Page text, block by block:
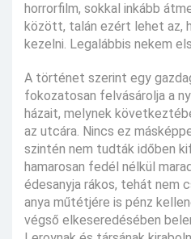
horrorfilm, sokkal inkább
között, talán ezért lehet az,
kezelni. Legalábbis nekem
A történet szerint egy
fokozatosan felvásárolja a
házait, melynek
az utcára. Nincs ez
szintén nem tudták időben
hamarosan fedél nélkül
édesanyja rákos, tehát nem
anya műtétjére is pénz
végső elkeseredésében